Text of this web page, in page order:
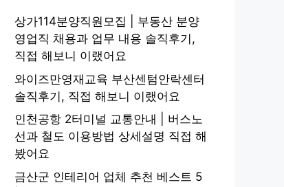
상가114분양직원모집 | 부동산 분양
영업직 채용과 업무 내용 솔직후기,
직접 해보니 이랬어요
와이즈만영재교육 부산센텀안락센터
솔직후기, 직접 해보니 이랬어요
인천공항 2터미널 교통안내 | 버스노
선과 철도 이용방법 상세설명 직접 해
봤어요
금산군 인테리어 업체 추천 베스트 5